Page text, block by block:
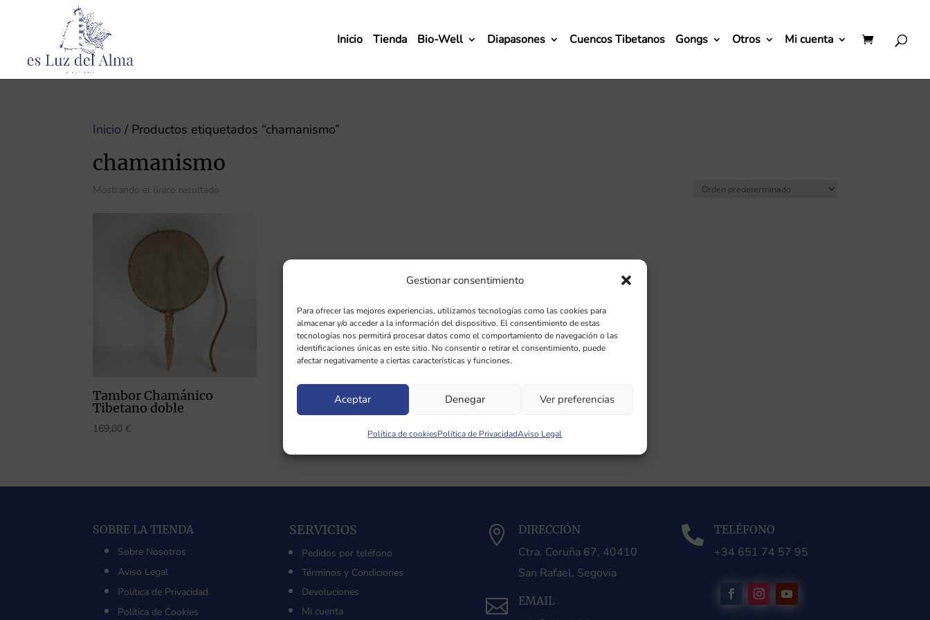
Gestionar consentimiento
Para ofrecer las mejores experiencias, utilizamos tecnologías como las cookies para
almacenar y/o acceder a la información del dispositivo. El consentimiento de estas
tecnologías nos permitirá procesar datos como el comportamiento de navegación o las
identificaciones únicas en este sitio. No consentir o retirar el consentimiento, puede
afectar negativamente a ciertas características y funciones.
Aceptar Denegar Ver preferencias
Política de cookiesPolítica de PrivacidadAviso Legal
Inicio Tienda Bio-Well Diapasones Cuencos Tibetanos Gongs Otros Mi cuenta
Inicio / Productos etiquetados “chamanismo”
chamanismo
Mostrando el único resultado
Tambor Chamánico
Tibetano doble
169,00 €
SOBRE LA TIENDA
Sobre Nosotros
Aviso Legal
Política de Privacidad
Política de Cookies
SERVICIOS
Pedidos por teléfono
Términos y Condiciones
Devoluciones
Mi cuenta
 DIRECCIÓN
Ctra. Coruña 67, 40410
San Rafael, Segovia
 EMAIL
 TELÉFONO
+34 651 74 57 95